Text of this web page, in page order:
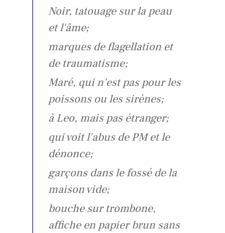
Noir, tatouage sur la peau
et l'âme;
marques de flagellation et
de traumatisme;
Maré, qui n'est pas pour les
poissons ou les sirènes;
à Leo, mais pas étranger;
qui voit l'abus de PM et le
dénonce;
garçons dans le fossé de la
maison vide;
bouche sur trombone,
affiche en papier brun sans